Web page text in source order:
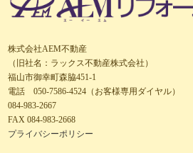
株式会社AEM不動産
（旧社名：ラックス不動産株式会社）
福山市御幸町森脇451-1
電話 050-7586-4524（お客様専用ダイヤル）
084-983-2667
FAX 084-983-2668
プライバシーポリシー